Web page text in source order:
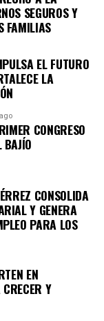
Bajío,
Monterrey
y sociedad.
su
y la
más
para los
SEGUROS Y
FAMILIAS
EL FUTURO
LA
CONGRESO
BAJÍO
CONSOLIDA
Y GENERA
PARA LOS
EN
Y